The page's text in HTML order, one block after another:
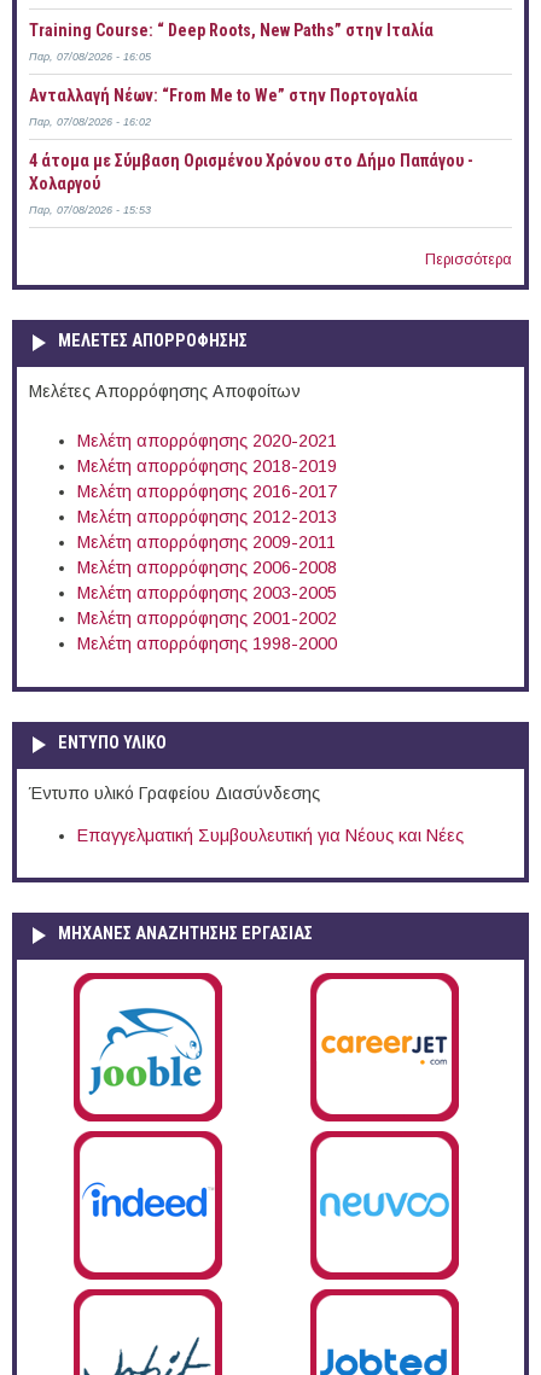
Training Course: “ Deep Roots, New Paths” στην Ιταλία
Παρ, 07/08/2026 - 16:05
Ανταλλαγή Νέων: “From Me to We” στην Πορτογαλία
Παρ, 07/08/2026 - 16:02
4 άτομα με Σύμβαση Ορισμένου Χρόνου στο Δήμο Παπάγου -
Χολαργού
Παρ, 07/08/2026 - 15:53
Περισσότερα
ΜΕΛΕΤΕΣ ΑΠΟΡΡΟΦΗΣΗΣ
Μελέτες Απορρόφησης Αποφοίτων
Μελέτη απορρόφησης 2020-2021
Μελέτη απορρόφησης 2018-2019
Μελέτη απορρόφησης 2016-2017
Μελέτη απορρόφησης 2012-2013
Μελέτη απορρόφησης 2009-2011
Μελέτη απορρόφησης 2006-2008
Μελέτη απορρόφησης 2003-2005
Μελέτη απορρόφησης 2001-2002
Μελέτη απορρόφησης 1998-2000
ΕΝΤΥΠΟ ΥΛΙΚΟ
Έντυπο υλικό Γραφείου Διασύνδεσης
Επαγγελματική Συμβουλευτική για Νέους και Νέες
ΜΗΧΑΝΕΣ ΑΝΑΖΗΤΗΣΗΣ ΕΡΓΑΣΙΑΣ